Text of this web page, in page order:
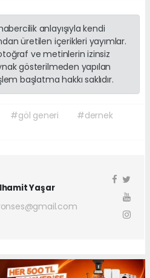
anlayışıyla kendi
üretilen içerikleri yayımlar.
ve metinlerin izinsiz
gösterilmeden yapılan
başlatma hakkı saklıdır.
#göl generi
#dernek
Yaşar